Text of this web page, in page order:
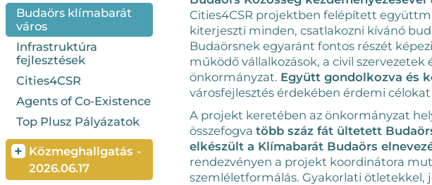
Budaörs klímabarát
város
Infrastruktúra
fejlesztések
Cities4CSR
Agents of Co-Existence
Top Plusz Pályázatok
+ Közmeghallgatás -
2026.06.17
Cities4CSR projektben felépített
kiterjeszti minden, csatlakozni kívánó
Budaörsnek egyaránt fontos részét
működő vállalkozások, a civil szervezetek
önkormányzat. Együtt gondolkozva és
városfejlesztés érdekében érdemi
A projekt keretében az önkormányzat
összefogva több száz fát ültetett
elkészült a Klímabarát Budaörs
rendezvényen a projekt koordinátora
szemléletformálás. Gyakorlati ötletekkel,